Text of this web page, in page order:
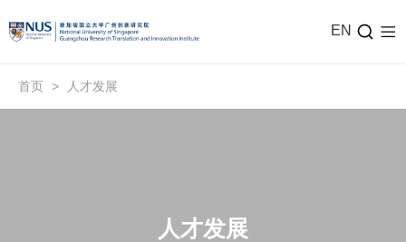
EN
首页 > 人才发展
人才发展